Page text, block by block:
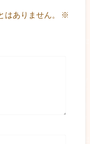
ありません。
※